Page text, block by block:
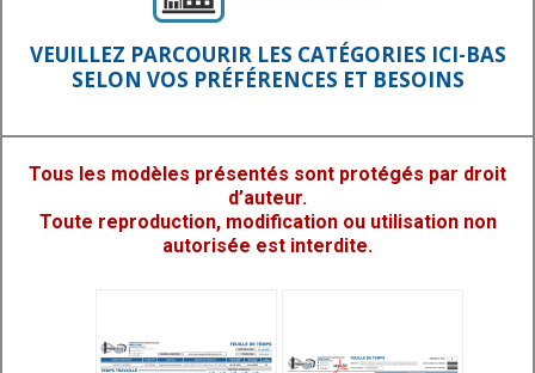
VEUILLEZ PARCOURIR LES CATÉGORIES ICI-BAS
SELON VOS PRÉFÉRENCES ET BESOINS
Tous les modèles présentés sont protégés par droit
d’auteur.
Toute reproduction, modification ou utilisation non
autorisée est interdite.